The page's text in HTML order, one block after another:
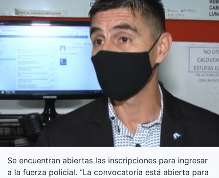
Se encuentran abiertas las inscripciones para ingresar
a la fuerza policial. “La convocatoria está abierta para